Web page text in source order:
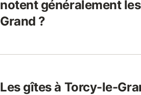
notent généralement
Grand ?
Les gîtes à Torcy-le-